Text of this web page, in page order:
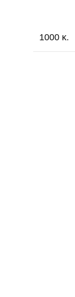
1000 κ.